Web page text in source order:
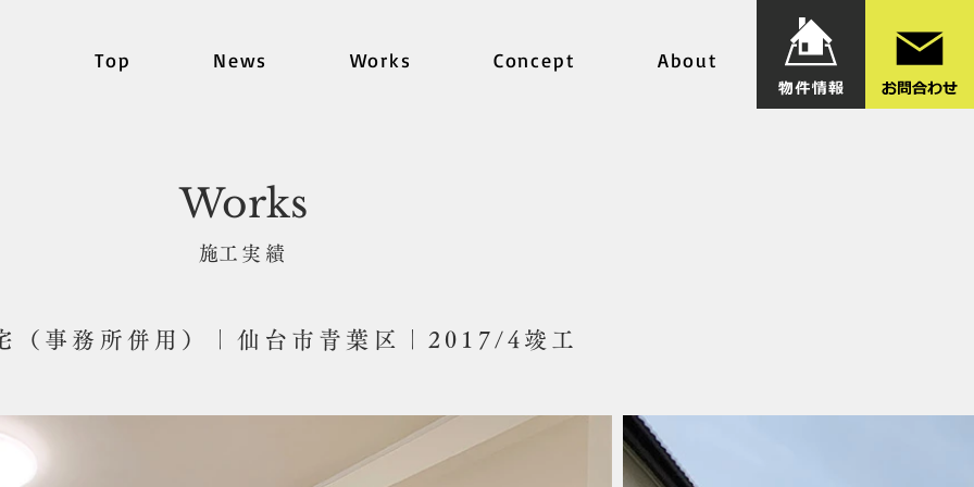
Top News Works Concept About
Works
​施工実績
（事務所併用）｜仙台市青葉区｜2017/4竣工